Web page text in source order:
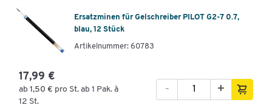
Ersatzminen für Gelschreiber PILOT G2-7 0.7,
blau, 12 Stück
Artikelnummer: 60783
17,99 €
ab 1,50 € pro St. ab 1 Pak. à
12 St.
+
-